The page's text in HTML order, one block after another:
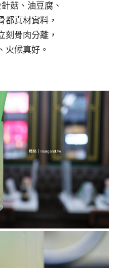
菇、油豆腐、
都真材實料，
刻骨肉分離，
火候真好。